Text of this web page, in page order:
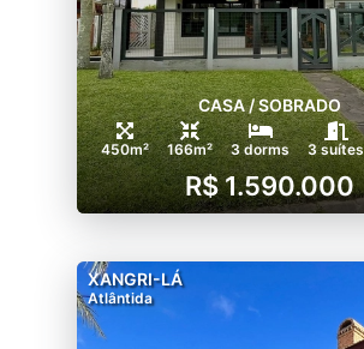
CASA / SOBRADO
450m² 166m² 3 dorms 3 suítes
R$ 1.590.000
XANGRI-LÁ
Atlântida